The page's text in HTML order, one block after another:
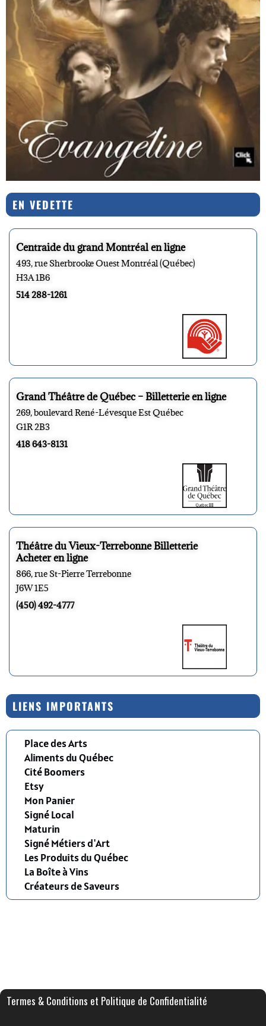
EN VEDETTE
Centraide du grand Montréal en ligne
493, rue Sherbrooke Ouest Montréal (Québec)
H3A 1B6
514 288-1261
Grand Théâtre de Québec – Billetterie en ligne
269, boulevard René-Lévesque Est Québec
G1R 2B3
418 643-8131
Théâtre du Vieux-Terrebonne Billetterie
Acheter en ligne
866, rue St-Pierre Terrebonne
J6W 1E5
(450) 492-4777
LIENS IMPORTANTS
Place des Arts
Aliments du Québec
Cité Boomers
Etsy
Mon Panier
Signé Local
Maturin
Signé Métiers d'Art
Les Produits du Québec
La Boîte à Vins
Créateurs de Saveurs
Termes & Conditions et Politique de Confidentialité